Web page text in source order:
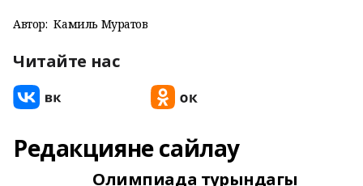
Автор: Камиль Муратов
Читайте нас
Редакцияне сайлау
Олимпиада турындагы